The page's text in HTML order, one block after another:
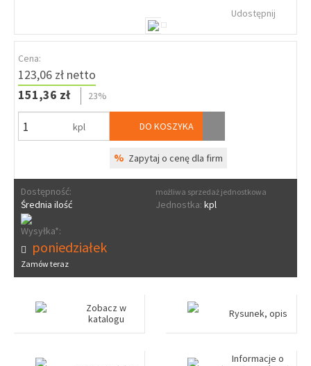
Udostępnij
Cena:
123,06 zł netto
151,36 zł
23%
kpl DO KOSZYKA
% Zapytaj o cenę dla firm
Dostępność:
Średnia ilość
możliwa sprzedaż jednostkowa
Jednostka: kpl
Wysyłka*:
poniedziałek
Zamów teraz
Zobacz w
katalogu
Rysunek, opis
Informacje o